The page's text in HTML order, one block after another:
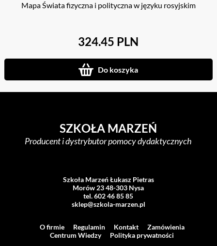
Mapa Świata fizyczna i polityczna w języku rosyjskim
324.45 PLN
Do koszyka
SZKOŁA MARZEŃ
Producent i dystrybutor pomocy dydaktycznych
Szkoła Marzeń Łukasz Pietras
Morów 23 48-303 Nysa
tel. 602 46 85 85
sklep@szkola-marzen.pl
O firmie Regulamin Kontakt
Zamówienia
Centrum Wiedzy
Polityka prywatności